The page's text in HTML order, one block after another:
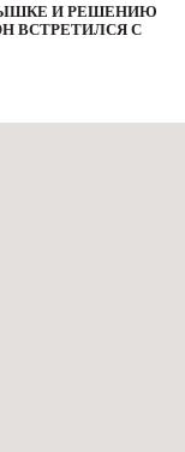
И РЕШЕНИЮ
ВСТРЕТИЛСЯ С